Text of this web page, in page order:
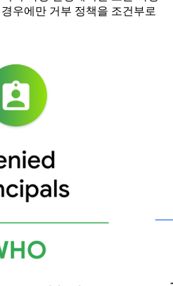
우에만 거부 정책을 조건부로